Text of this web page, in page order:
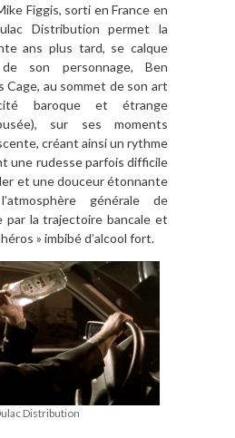
Figgis, sorti en France en
Distribution permet la
ans plus tard, se calque
de son personnage, Ben
Cage, au sommet de son art
baroque et étrange
sur ses moments
créant ainsi un rythme
une rudesse parfois difficile
et une douceur étonnante
générale de
par la trajectoire bancale et
» imbibé d’alcool fort.
Distribution